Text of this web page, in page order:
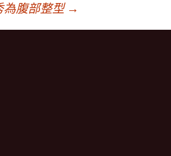
為腹部整型 →